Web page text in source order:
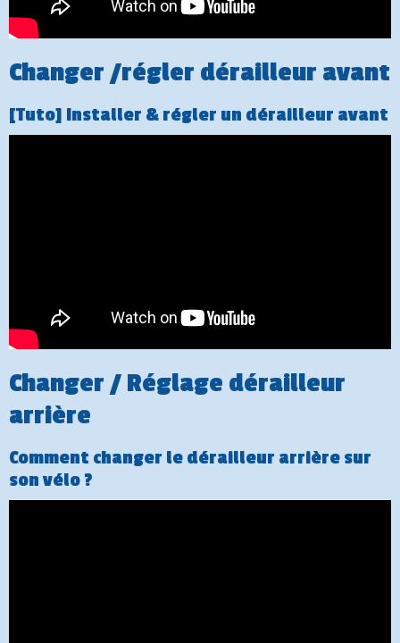
Changer /régler dérailleur avant
[Tuto] Installer & régler un dérailleur avant
Changer / Réglage dérailleur
arrière
Comment changer le dérailleur arrière sur
son vélo ?